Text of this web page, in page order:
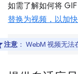
如需了解如何将
替换为视频，以加
注意 ： WebM 视频无法